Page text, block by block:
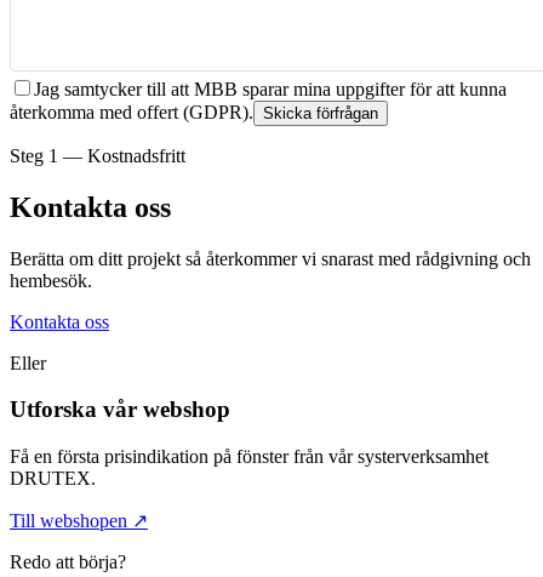
Jag samtycker till att MBB sparar mina uppgifter för att kunna
återkomma med offert (GDPR). Skicka förfrågan
Steg 1 — Kostnadsfritt
Kontakta oss
Berätta om ditt projekt så återkommer vi snarast med rådgivning och
hembesök.
Kontakta oss
Eller
Utforska vår webshop
Få en första prisindikation på fönster från vår systerverksamhet
DRUTEX.
Till webshopen ↗
Redo att börja?